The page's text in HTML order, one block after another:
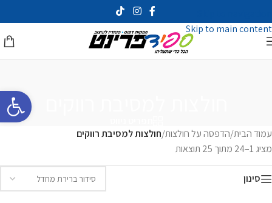
פתח
Skip to main content
עמוד הבית/הדפסה על חולצות/חולצות למסיבת רווקים
מציג 1–24 מתוך 25 תוצאות
סינון